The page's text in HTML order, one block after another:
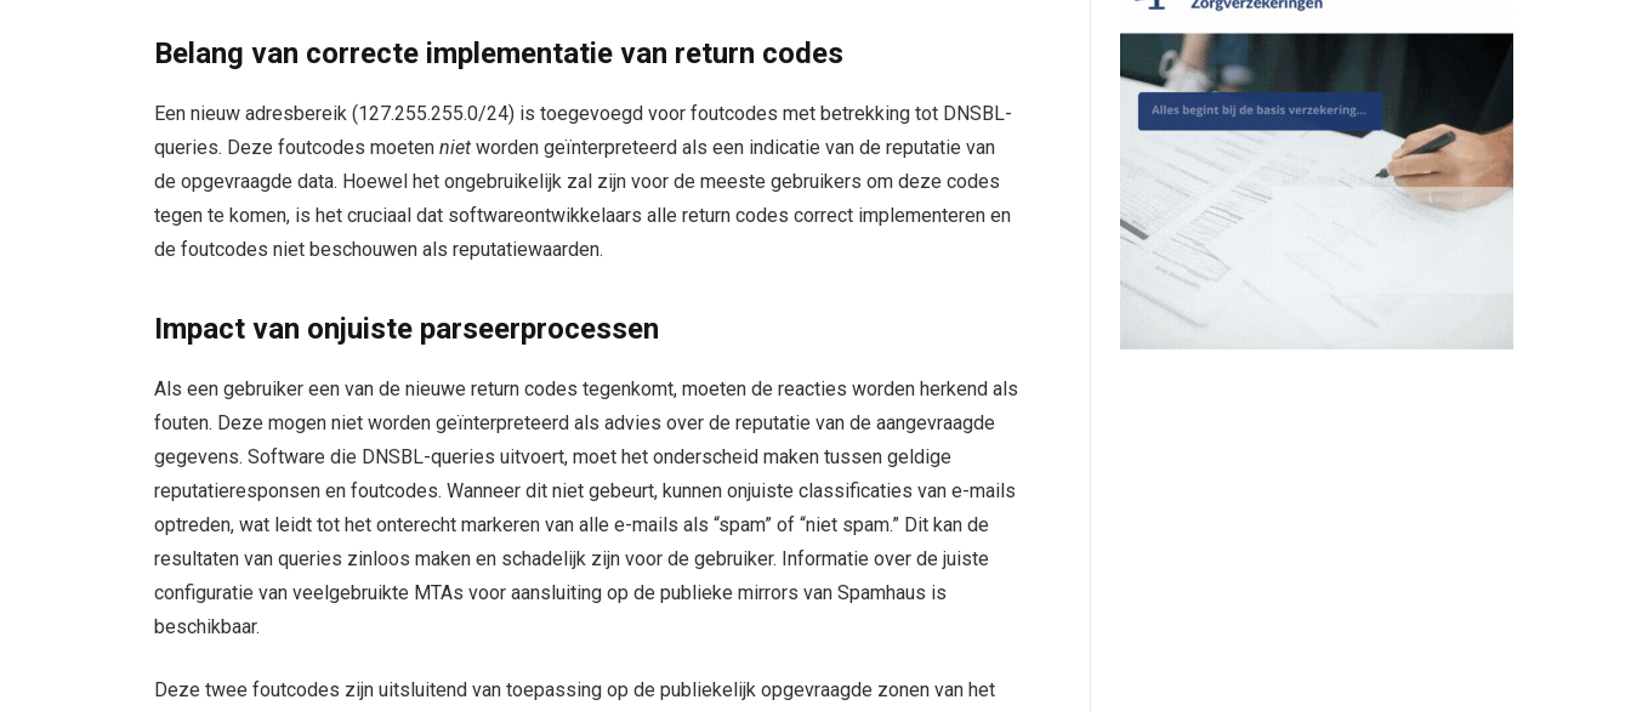
Belang van correcte implementatie van return codes
Een nieuw adresbereik (127.255.255.0/24) is toegevoegd voor foutcodes met betrekking tot DNSBL-
queries. Deze foutcodes moetenniet worden geïnterpreteerd als een indicatie van de reputatie van
de opgevraagde data. Hoewel het ongebruikelijk zal zijn voor de meeste gebruikers om deze codes
tegen te komen, is het cruciaal dat softwareontwikkelaars alle return codes correct implementeren en
de foutcodes niet beschouwen als reputatiewaarden.
Impact van onjuiste parseerprocessen
Als een gebruiker een van de nieuwe return codes tegenkomt, moeten de reacties worden herkend als
fouten. Deze mogen niet worden geïnterpreteerd als advies over de reputatie van de aangevraagde
gegevens. Software die DNSBL-queries uitvoert, moet het onderscheid maken tussen geldige
reputatieresponsen en foutcodes. Wanneer dit niet gebeurt, kunnen onjuiste classificaties van e-mails
optreden, wat leidt tot het onterecht markeren van alle e-mails als “spam” of “niet spam.” Dit kan de
resultaten van queries zinloos maken en schadelijk zijn voor de gebruiker. Informatie over de juiste
configuratie van veelgebruikte MTAs voor aansluiting op de publieke mirrors van Spamhaus is
beschikbaar.
Deze twee foutcodes zijn uitsluitend van toepassing op de publiekelijk opgevraagde zonen van het